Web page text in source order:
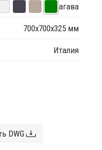
агава
700х700х325 мм
Италия
DWG